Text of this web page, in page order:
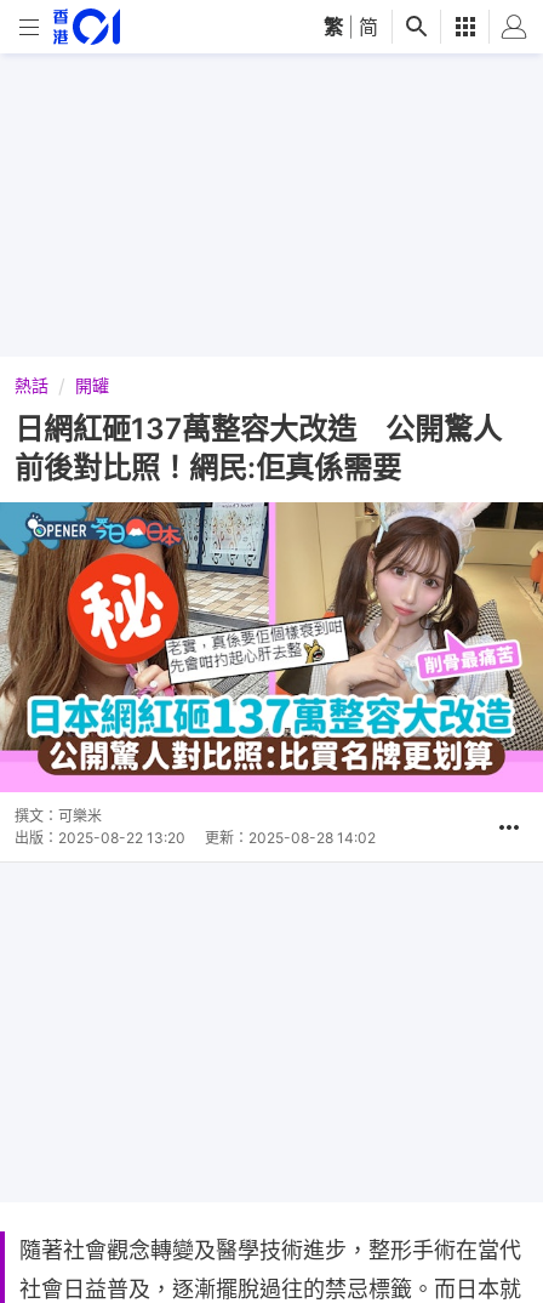
繁 简
熱話 開罐
日網紅砸137萬整容大改造 公開驚人
前後對比照！網民:佢真係需要
撰文： 可樂米
出版： 2025-08-22 13:20 更新： 2025-08-28 14:02
隨著社會觀念轉變及醫學技術進步，整形手術在當代
社會日益普及，逐漸擺脫過往的禁忌標籤。而日本就